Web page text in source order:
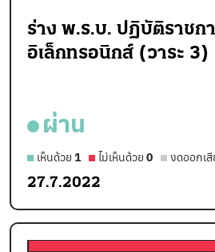
ร่าง พ.ร.บ. ปฏิบัติราชก
อิเล็กทรอนิกส์ (วาระ 3)
ผ่าน
เห็นด้วย 1 ไม่เห็นด้วย 0 งดออกเสี
27.7.2022